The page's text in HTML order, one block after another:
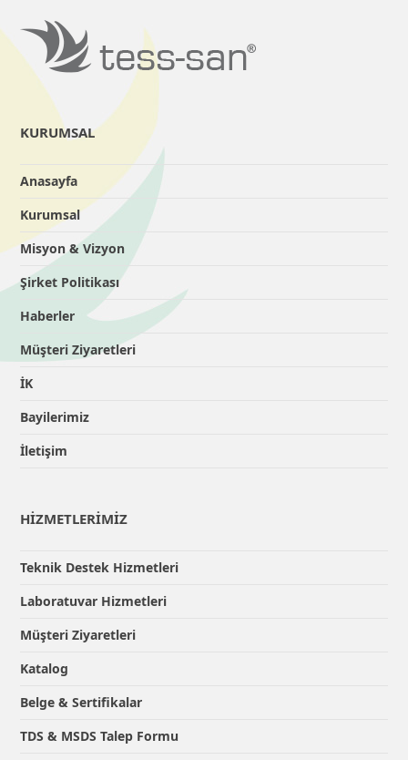
KURUMSAL
Anasayfa
Kurumsal
Misyon & Vizyon
Şirket Politikası
Haberler
Müşteri Ziyaretleri
İK
Bayilerimiz
İletişim
HİZMETLERİMİZ
Teknik Destek Hizmetleri
Laboratuvar Hizmetleri
Müşteri Ziyaretleri
Katalog
Belge & Sertifikalar
TDS & MSDS Talep Formu